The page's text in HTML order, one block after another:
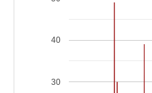
30
40